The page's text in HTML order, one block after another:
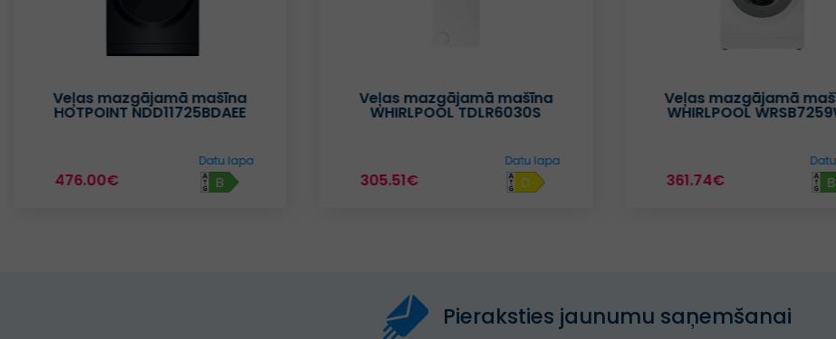
Veļas mazgājamā mašīna
HOTPOINT NDD11725BDAEE
476.00€ B
Datu lapa
Veļas mazgājamā mašīna
WHIRLPOOL TDLR6030S
305.51€ D
Datu lapa
Veļas mazgājamā
WHIRLPOOL
361.74€ B
Pieraksties jaunumu saņemšanai